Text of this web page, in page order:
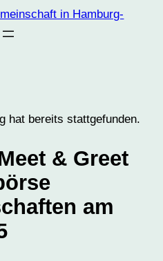
hat bereits stattgefunden.
& Greet
am